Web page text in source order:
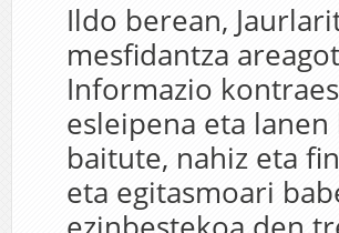
Ildo berean,
mesfidantza
Informazio
esleipena eta
baitute, nahiz eta
eta egitasmoari